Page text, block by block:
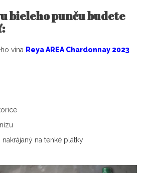
bieleho punču budete
vína Reya AREA Chardonnay 2023
nakrájaný na tenké plátky